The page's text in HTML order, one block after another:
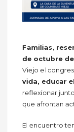
Familias,
de octubre
Viejo el
vida, educar
reflexionar
que afrontan
El encuentro